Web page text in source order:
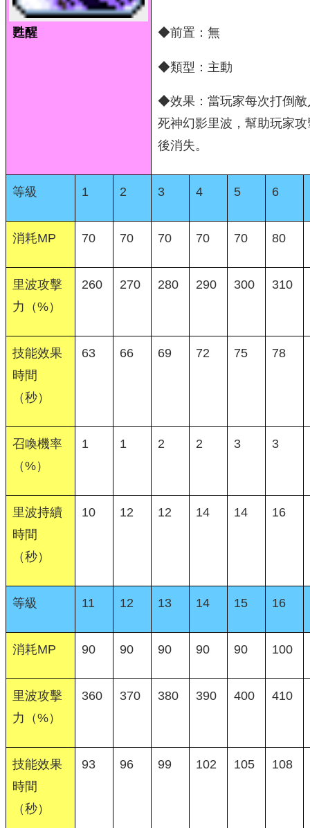
甦醒 ◆前置：無
◆類型：主動
◆效果：當玩家每次打倒
死神幻影里波，幫助玩家
後消失。
等級 1 2 3 4 5 6
消耗MP 70 70 70 70 70 80
里波攻擊
力（%）
260 270 280 290 300 310
技能效果
時間
（秒）
63 66 69 72 75 78
召喚機率
（%）
1 1 2 2 3 3
里波持續
時間
（秒）
10 12 12 14 14 16
等級 11 12 13 14 15 16
消耗MP 90 90 90 90 90 100
里波攻擊
力（%）
360 370 380 390 400 410
技能效果
時間
（秒）
93 96 99 102 105 108